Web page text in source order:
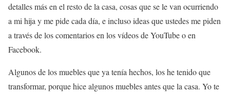
detalles más en el resto de la casa, cosas que se le van ocurriendo
a mi hija y me pide cada día, e incluso ideas que ustedes me piden
a través de los comentarios en los vídeos de YouTube o en
Facebook.
Algunos de los muebles que ya tenía hechos, los he tenido que
transformar, porque hice algunos muebles antes que la casa. Yo te